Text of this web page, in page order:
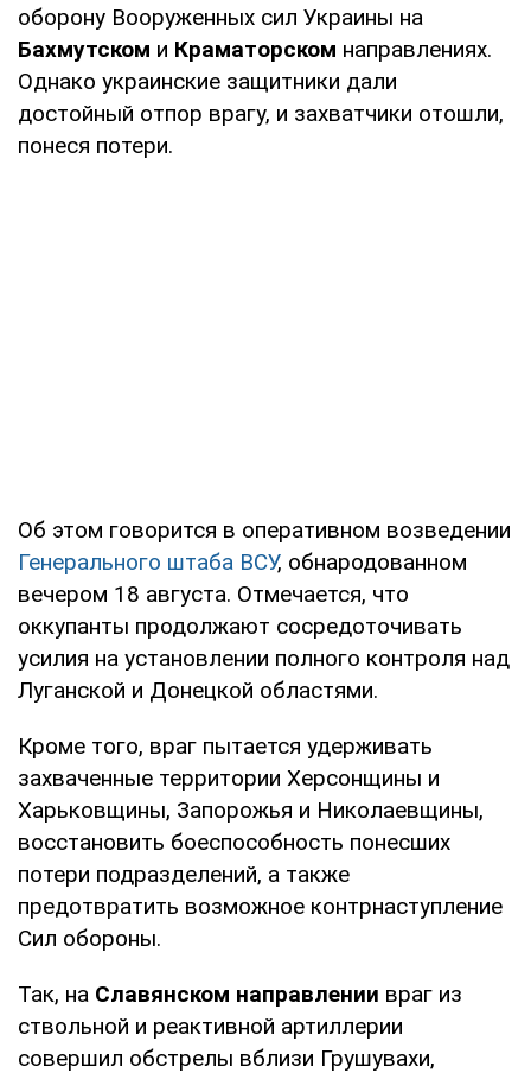
оборону Вооруженных сил Украины на
Бахмутском и Краматорском направлениях.
Однако украинские защитники дали
достойный отпор врагу, и захватчики отошли,
понеся потери.
Об этом говорится в оперативном возведении
Генерального штаба ВСУ, обнародованном
вечером 18 августа. Отмечается, что
оккупанты продолжают сосредоточивать
усилия на установлении полного контроля над
Луганской и Донецкой областями.
Кроме того, враг пытается удерживать
захваченные территории Херсонщины и
Харьковщины, Запорожья и Николаевщины,
восстановить боеспособность понесших
потери подразделений, а также
предотвратить возможное контрнаступление
Сил обороны.
Так, на Славянском направлении враг из
ствольной и реактивной артиллерии
совершил обстрелы вблизи Грушувахи,